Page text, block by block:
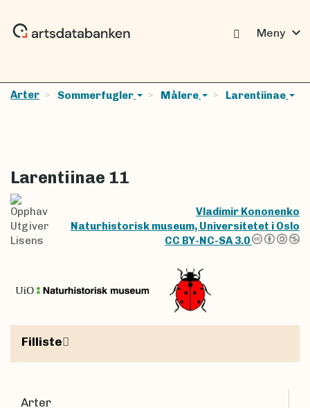
Meny expand_more
Arter Sommerfugler Målere Larentiinae
Larentiinae 11
Opphav
Vladimir Kononenko
Utgiver
Naturhistorisk museum, Universitetet i Oslo
Lisens
CC BY-NC-SA 3.0
Filliste
Arter